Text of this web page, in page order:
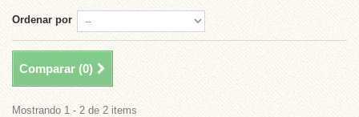
Ordenar por
Comparar (0)
Mostrando 1 - 2 de 2 items